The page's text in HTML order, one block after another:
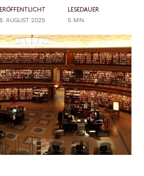
AUGUST 2025
LESEDAUER
5 MIN.